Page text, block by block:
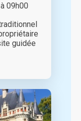
09h00
guidée